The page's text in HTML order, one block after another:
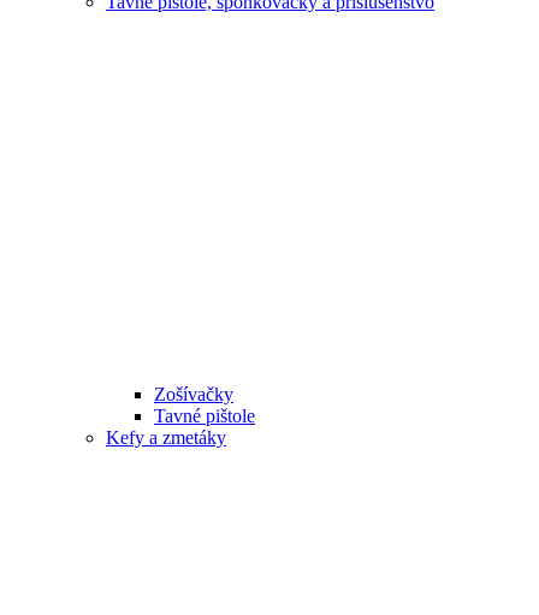
Zošívačky
Tavné pištole
Kefy a zmetáky